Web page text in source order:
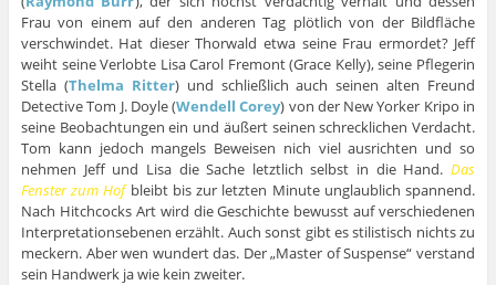
Frau von einem auf den anderen Tag plötlich von der Bildfläche
verschwindet. Hat dieser Thorwald etwa seine Frau ermordet? Jeff
weiht seine Verlobte Lisa Carol Fremont (Grace Kelly), seine Pflegerin
Stella (Thelma Ritter) und schließlich auch seinen alten Freund
Detective Tom J. Doyle (Wendell Corey) von der New Yorker Kripo in
seine Beobachtungen ein und äußert seinen schrecklichen Verdacht.
Tom kann jedoch mangels Beweisen nich viel ausrichten und so
nehmen Jeff und Lisa die Sache letztlich selbst in die Hand.Das
Fenster zum Hof bleibt bis zur letzten Minute unglaublich spannend.
Nach Hitchcocks Art wird die Geschichte bewusst auf verschiedenen
Interpretationsebenen erzählt. Auch sonst gibt es stilistisch nichts zu
meckern. Aber wen wundert das. Der „Master of Suspense“ verstand
sein Handwerk ja wie kein zweiter.